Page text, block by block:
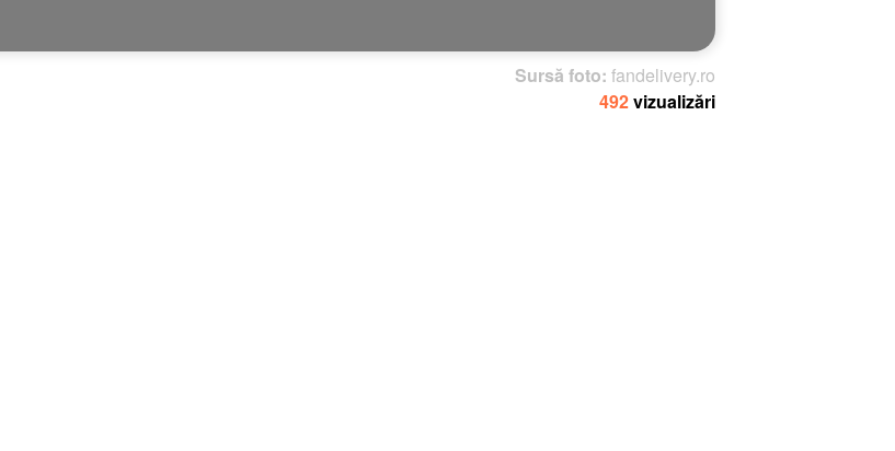
Sursă foto:fandelivery.ro
492vizualizări